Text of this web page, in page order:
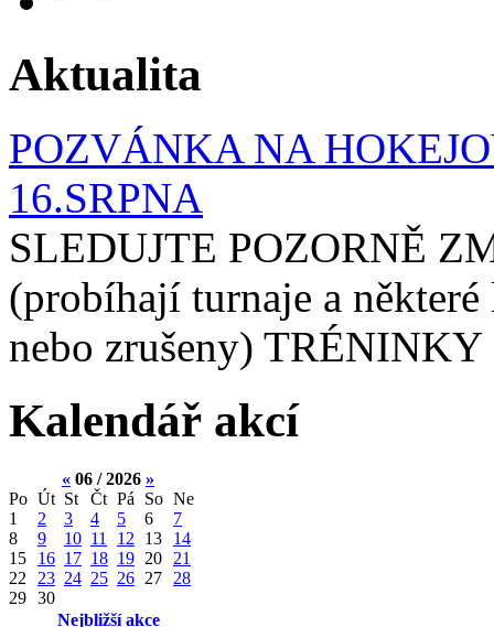
Aktualita
POZVÁNKA NA
16.SRPNA
SLEDUJTE POZORNĚ
(probíhají turnaje a
nebo zrušeny)
Kalendář akcí
« 06 / 2026 »
Po Út St Čt Pá So Ne
1
2 3 4 5 6
7
8
9 10 11 12 13
14
15
16 17 18 19 20
21
22
23 24 25 26 27
28
29 30
Nejbližší akce